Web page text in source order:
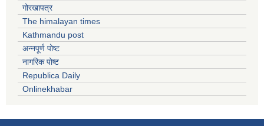
गोरखापत्र
The himalayan times
Kathmandu post
अन्नपूर्ण पोष्ट
नागरिक पोष्ट
Republica Daily
Onlinekhabar